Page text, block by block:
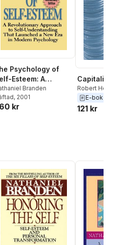
Psychology of
Esteem: A
to Self-
That
Branden
, 2001
kr
Capitalism
Robert Hessen
Greenspan
Branden
E-bok
121 kr